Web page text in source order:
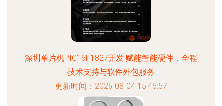
深圳单片机PIC16F1827开发 赋能智能硬件，全程
技术支持与软件外包服务
更新时间：2026-08-04 15:46:57